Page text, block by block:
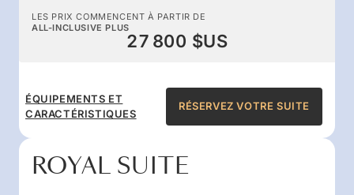
LES PRIX COMMENCENT À PARTIR DE
ALL-INCLUSIVE PLUS
27 800 $US
ÉQUIPEMENTS ET
CARACTÉRISTIQUES
RÉSERVEZ VOTRE SUITE
ROYAL SUITE